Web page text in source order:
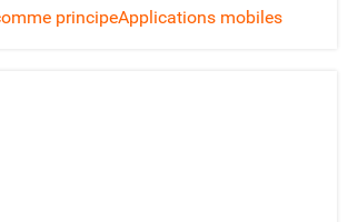
principeApplications mobiles